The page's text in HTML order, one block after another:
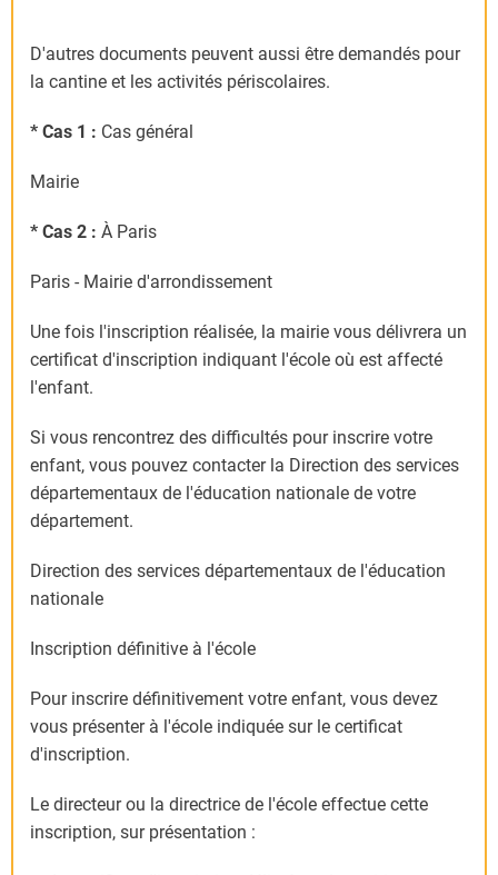
D'autres documents peuvent aussi être demandés pour
la cantine et les activités périscolaires.
* Cas 1 : Cas général
Mairie
* Cas 2 : À Paris
Paris - Mairie d'arrondissement
Une fois l'inscription réalisée, la mairie vous délivrera un
certificat d'inscription indiquant l'école où est affecté
l'enfant.
Si vous rencontrez des difficultés pour inscrire votre
enfant, vous pouvez contacter la Direction des services
départementaux de l'éducation nationale de votre
département.
Direction des services départementaux de l'éducation
nationale
Inscription définitive à l'école
Pour inscrire définitivement votre enfant, vous devez
vous présenter à l'école indiquée sur le certificat
d'inscription.
Le directeur ou la directrice de l'école effectue cette
inscription, sur présentation :